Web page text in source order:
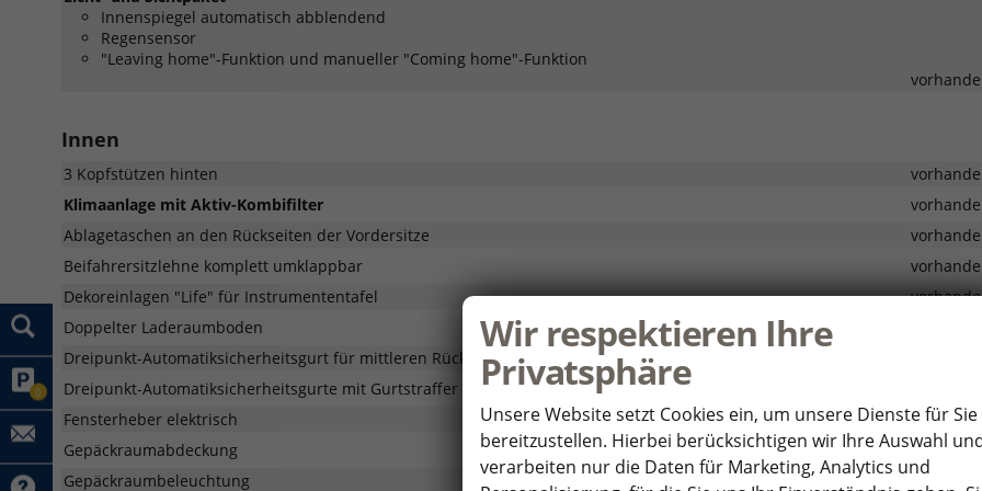
0
Innenspiegel automatisch abblendend
Regensensor
"Leaving home"-Funktion und manueller "Coming home"-Funktion
Innen
3 Kopfstützen hinten
Klimaanlage mit Aktiv-Kombifilter
Ablagetaschen an den Rückseiten der Vordersitze
Beifahrersitzlehne komplett umklappbar
Dekoreinlagen "Life" für Instrumententafel
Doppelter Laderaumboden
Dreipunkt-Automatiksicherheitsgurt für mittleren Rücksitzplatz
Dreipunkt-Automatiksicherheitsgurte mit Gurtstraffer für die äußeren Rücksitzplätze
Fensterheber elektrisch
vorhanden
Gepäckraumabdeckung
Gepäckraumbeleuchtung
vorhanden
Wir respektieren Ihre
Privatsphäre
Unsere Website setzt Cookies ein, um unsere Dienste für Sie
bereitzustellen. Hierbei berücksichtigen wir Ihre Auswahl
verarbeiten nur die Daten für Marketing, Analytics und